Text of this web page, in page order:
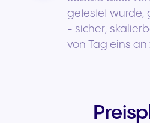
getestet wurde,
- sicher,
von Tag eins an